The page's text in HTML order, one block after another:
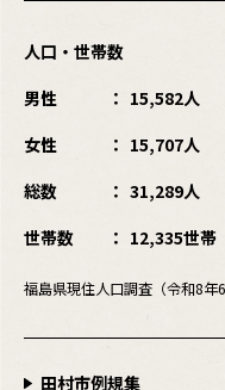
人口・世帯数
男性
15,582人
女性
15,707人
総数
31,289人
世帯数
12,335世帯
福島県現住人口調査（令和8年6
田村市例規集